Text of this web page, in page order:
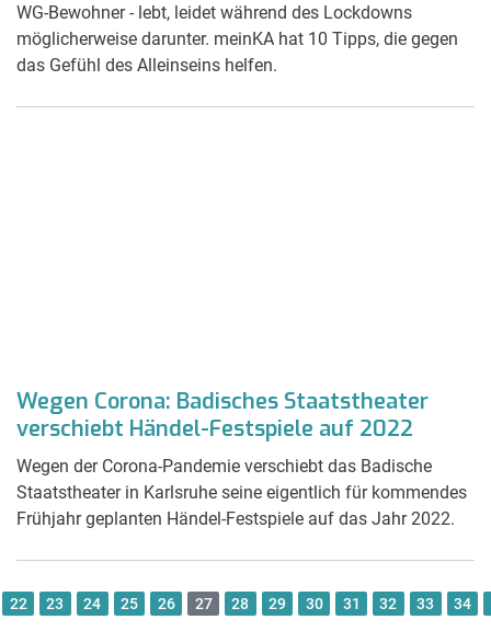
WG-Bewohner - lebt, leidet während des Lockdowns
möglicherweise darunter. meinKA hat 10 Tipps, die gegen
das Gefühl des Alleinseins helfen.
Wegen Corona: Badisches Staatstheater
verschiebt Händel-Festspiele auf 2022
Wegen der Corona-Pandemie verschiebt das Badische
Staatstheater in Karlsruhe seine eigentlich für kommendes
Frühjahr geplanten Händel-Festspiele auf das Jahr 2022.
22 23 24 25 26 27 28 29 30 31 32 33 34